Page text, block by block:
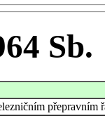
Sb.
přepravním